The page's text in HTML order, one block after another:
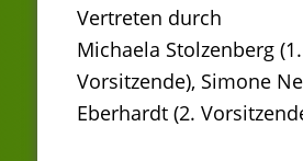
Vertreten durch
Michaela Stolzenberg (1.
Vorsitzende), Simone
Eberhardt (2.